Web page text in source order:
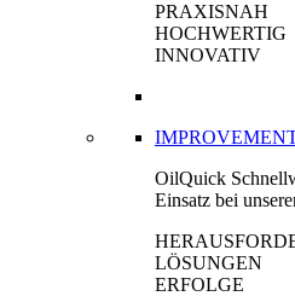
PRAXISNAH
HOCHWERTIG
INNOVATIV
OilQuick
Einsatz bei
LÖSUNGEN
ERFOLGE